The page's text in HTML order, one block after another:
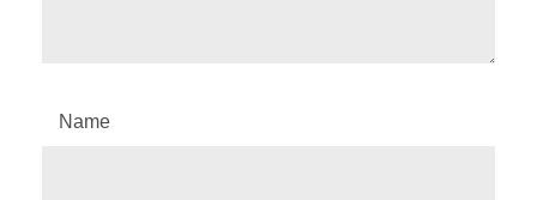
Name